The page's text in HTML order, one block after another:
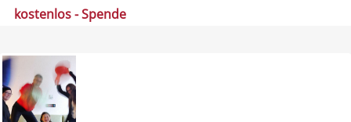
kostenlos - Spende